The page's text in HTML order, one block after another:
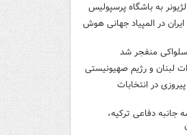
به باشگاه پرسپولیس
در المپیاد جهانی هوش
منفجر شد
لبنان و رژیم صهیونیستی
در انتخابات
جانبه دفاعی ترکیه،